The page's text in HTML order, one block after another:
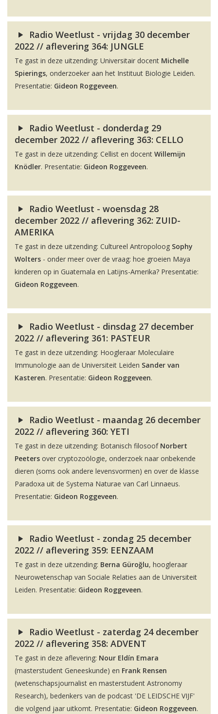
Radio Weetlust - vrijdag 30 december
2022 // aflevering 364: JUNGLE
Te gast in deze uitzending: Universitair docent Michelle
Spierings, onderzoeker aan het Instituut Biologie Leiden.
Presentatie: Gideon Roggeveen.
Radio Weetlust - donderdag 29
december 2022 // aflevering 363: CELLO
Te gast in deze uitzending: Cellist en docent Willemijn
Knödler. Presentatie: Gideon Roggeveen.
Radio Weetlust - woensdag 28
december 2022 // aflevering 362: ZUID-
AMERIKA
Te gast in deze uitzending: Cultureel Antropoloog Sophy
Wolters - onder meer over de vraag: hoe groeien Maya
kinderen op in Guatemala en Latijns-Amerika? Presentatie:
Gideon Roggeveen.
Radio Weetlust - dinsdag 27 december
2022 // aflevering 361: PASTEUR
Te gast in deze uitzending: Hoogleraar Moleculaire
Immunologie aan de Universiteit Leiden Sander van
Kasteren. Presentatie: Gideon Roggeveen.
Radio Weetlust - maandag 26 december
2022 // aflevering 360: YETI
Te gast in deze uitzending: Botanisch filosoof Norbert
Peeters over cryptozoölogie, onderzoek naar onbekende
dieren (soms ook andere levensvormen) en over de klasse
Paradoxa uit de Systema Naturae van Carl Linnaeus.
Presentatie: Gideon Roggeveen.
Radio Weetlust - zondag 25 december
2022 // aflevering 359: EENZAAM
Te gast in deze uitzending: Berna Güroğlu, hoogleraar
Neurowetenschap van Sociale Relaties aan de Universiteit
Leiden. Presentatie: Gideon Roggeveen.
Radio Weetlust - zaterdag 24 december
2022 // aflevering 358: ADVENT
Te gast in deze aflevering: Nour Eldín Emara
(masterstudent Geneeskunde) en Frank Rensen
(wetenschapsjournalist en masterstudent Astronomy
Research), bedenkers van de podcast 'DE LEIDSCHE VIJF'
die volgend jaar uitkomt. Presentatie: Gideon Roggeveen.